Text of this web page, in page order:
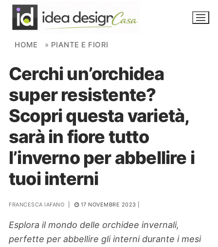
Skip to content
NOVITÀ
AMBIENTI
FAI DA TE
PIANTE
Ortaggio
Search for:
HOME » PIANTE E FIORI
Cerchi un’orchidea
super resistente?
Scopri questa varietà,
sarà in fiore tutto
l’inverno per abbellire i
tuoi interni
FRANCESCA IAFANO 17 NOVEMBRE 2023
Esplora il mondo delle orchidee invernali,
perfette per abbellire gli interni durante i mesi